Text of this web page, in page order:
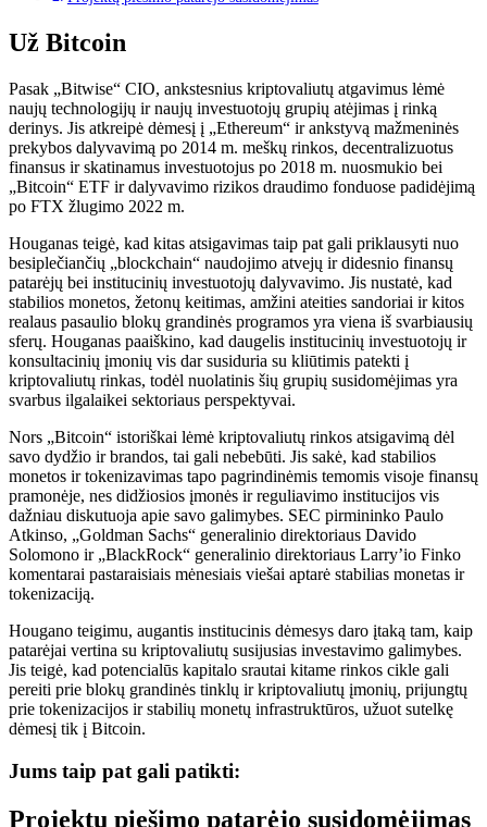
Už Bitcoin
Pasak „Bitwise“ CIO, ankstesnius kriptovaliutų atgavimus lėmė
naujų technologijų ir naujų investuotojų grupių atėjimas į rinką
derinys. Jis atkreipė dėmesį į „Ethereum“ ir ankstyvą mažmeninės
prekybos dalyvavimą po 2014 m. meškų rinkos, decentralizuotus
finansus ir skatinamus investuotojus po 2018 m. nuosmukio bei
„Bitcoin“ ETF ir dalyvavimo rizikos draudimo fonduose padidėjimą
po FTX žlugimo 2022 m.
Houganas teigė, kad kitas atsigavimas taip pat gali priklausyti nuo
besiplečiančių „blockchain“ naudojimo atvejų ir didesnio finansų
patarėjų bei institucinių investuotojų dalyvavimo. Jis nustatė, kad
stabilios monetos, žetonų keitimas, amžini ateities sandoriai ir kitos
realaus pasaulio blokų grandinės programos yra viena iš svarbiausių
sferų. Houganas paaiškino, kad daugelis institucinių investuotojų ir
konsultacinių įmonių vis dar susiduria su kliūtimis patekti į
kriptovaliutų rinkas, todėl nuolatinis šių grupių susidomėjimas yra
svarbus ilgalaikei sektoriaus perspektyvai.
Nors „Bitcoin“ istoriškai lėmė kriptovaliutų rinkos atsigavimą dėl
savo dydžio ir brandos, tai gali nebebūti. Jis sakė, kad stabilios
monetos ir tokenizavimas tapo pagrindinėmis temomis visoje finansų
pramonėje, nes didžiosios įmonės ir reguliavimo institucijos vis
dažniau diskutuoja apie savo galimybes. SEC pirmininko Paulo
Atkinso, „Goldman Sachs“ generalinio direktoriaus Davido
Solomono ir „BlackRock“ generalinio direktoriaus Larry’io Finko
komentarai pastaraisiais mėnesiais viešai aptarė stabilias monetas ir
tokenizaciją.
Hougano teigimu, augantis institucinis dėmesys daro įtaką tam, kaip
patarėjai vertina su kriptovaliutų susijusias investavimo galimybes.
Jis teigė, kad potencialūs kapitalo srautai kitame rinkos cikle gali
pereiti prie blokų grandinės tinklų ir kriptovaliutų įmonių, prijungtų
prie tokenizacijos ir stabilių monetų infrastruktūros, užuot sutelkę
dėmesį tik į Bitcoin.
Jums taip pat gali patikti:
Projektų piešimo patarėjo susidomėjimas